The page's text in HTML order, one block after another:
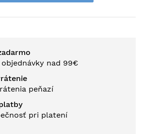
nad 99€
peňazí
pri platení